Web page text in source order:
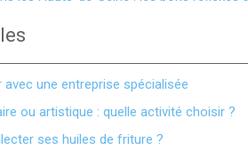
une entreprise spécialisée
ou artistique : quelle activité choisir ?
ses huiles de friture ?